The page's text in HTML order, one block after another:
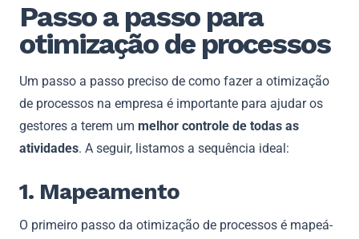
Passo a passo para
otimização de processos
Um passo a passo preciso de como fazer a otimização
de processos na empresa é importante para ajudar os
gestores a terem um melhor controle de todas as
atividades. A seguir, listamos a sequência ideal:
1. Mapeamento
O primeiro passo da otimização de processos é mapeá-